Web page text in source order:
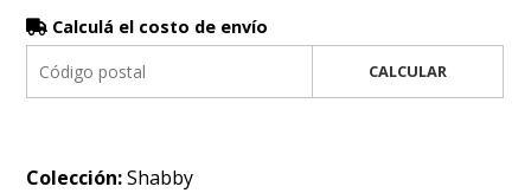
Calculá el costo de envío
CALCULAR
Colección:Shabby